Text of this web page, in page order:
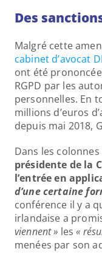
Des
Malgré cette
cabinet d’avocat
ont été
RGPD par les
personnelles. En
millions d’euros
depuis mai 2018,
Dans les
présidente de la
l’entrée en
d’une certaine
conférence il y a
irlandaise a
viennent » les «
menées par son